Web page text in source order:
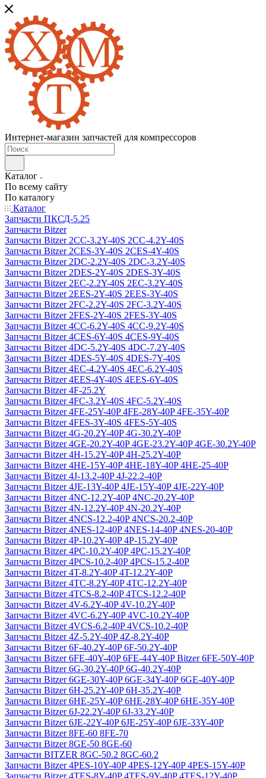
Интернет-магазин запчастей для компрессоров
Каталог
По всему сайту
По каталогу
Каталог
Запчасти ПКСД-5.25
Запчасти Bitzer
Запчасти Bitzer 2CC-3.2Y-40S 2CC-4.2Y-40S
Запчасти Bitzer 2CES-3Y-40S 2CES-4Y-40S
Запчасти Bitzer 2DC-2.2Y-40S 2DC-3.2Y-40S
Запчасти Bitzer 2DES-2Y-40S 2DES-3Y-40S
Запчасти Bitzer 2EC-2.2Y-40S 2EC-3.2Y-40S
Запчасти Bitzer 2EES-2Y-40S 2EES-3Y-40S
Запчасти Bitzer 2FC-2.2Y-40S 2FC-3.2Y-40S
Запчасти Bitzer 2FES-2Y-40S 2FES-3Y-40S
Запчасти Bitzer 4CC-6.2Y-40S 4CC-9.2Y-40S
Запчасти Bitzer 4CES-6Y-40S 4CES-9Y-40S
Запчасти Bitzer 4DC-5.2Y-40S 4DC-7.2Y-40S
Запчасти Bitzer 4DES-5Y-40S 4DES-7Y-40S
Запчасти Bitzer 4EC-4.2Y-40S 4EC-6.2Y-40S
Запчасти Bitzer 4EES-4Y-40S 4EES-6Y-40S
Запчасти Bitzer 4F-25.2Y
Запчасти Bitzer 4FC-3.2Y-40S 4FC-5.2Y-40S
Запчасти Bitzer 4FE-25Y-40P 4FE-28Y-40P 4FE-35Y-40P
Запчасти Bitzer 4FES-3Y-40S 4FES-5Y-40S
Запчасти Bitzer 4G-20.2Y-40P 4G-30.2Y-40P
Запчасти Bitzer 4GE-20.2Y-40P 4GE-23.2Y-40P 4GE-30.2Y-40P
Запчасти Bitzer 4H-15.2Y-40P 4H-25.2Y-40P
Запчасти Bitzer 4HE-15Y-40P 4HE-18Y-40P 4HE-25-40P
Запчасти Bitzer 4J‐13.2-40P 4J‐22.2-40P
Запчасти Bitzer 4JE-13Y-40P 4JE-15Y-40P 4JE-22Y-40P
Запчасти Bitzer 4NC-12.2Y-40P 4NC-20.2Y-40P
Запчасти Bitzer 4N-12.2Y-40P 4N-20.2Y-40P
Запчасти Bitzer 4NCS-12.2-40P 4NCS-20.2-40P
Запчасти Bitzer 4NES-12-40P 4NES-14-40P 4NES-20-40P
Запчасти Bitzer 4P-10.2Y-40P 4P-15.2Y-40P
Запчасти Bitzer 4PC-10.2Y-40P 4PC-15.2Y-40P
Запчасти Bitzer 4PCS-10.2-40P 4PCS-15.2-40P
Запчасти Bitzer 4T-8.2Y-40P 4T-12.2Y-40P
Запчасти Bitzer 4TC-8.2Y-40P 4TC-12.2Y-40P
Запчасти Bitzer 4TCS-8.2-40P 4TCS-12.2-40P
Запчасти Bitzer 4V-6.2Y-40P 4V-10.2Y-40P
Запчасти Bitzer 4VC-6.2Y-40P 4VC-10.2Y-40P
Запчасти Bitzer 4VCS-6.2-40P 4VCS-10.2-40P
Запчасти Bitzer 4Z-5.2Y-40P 4Z-8.2Y-40P
Запчасти Bitzer 6F-40.2Y-40P 6F-50.2Y-40P
Запчасти Bitzer 6FE-40Y-40P 6FE-44Y-40P Bitzer 6FE-50Y-40P
Запчасти Bitzer 6G-30.2Y-40P 6G-40.2Y-40P
Запчасти Bitzer 6GE-30Y-40P 6GE-34Y-40P 6GE-40Y-40P
Запчасти Bitzer 6H-25.2Y-40P 6H-35.2Y-40P
Запчасти Bitzer 6HE-25Y-40P 6HE-28Y-40P 6HE-35Y-40P
Запчасти Bitzer 6J-22.2Y-40P 6J-33.2Y-40P
Запчасти Bitzer 6JE-22Y-40P 6JE-25Y-40P 6JE-33Y-40P
Запчасти Bitzer 8FE-60 8FE-70
Запчасти Bitzer 8GE-50 8GE-60
Запчасти BITZER 8GC-50.2 8GC-60.2
Запчасти Bitzer 4PES-10Y-40P 4PES-12Y-40P 4PES-15Y-40P
Запчасти Bitzer 4TES-8Y-40P 4TES-9Y-40P 4TES-12Y-40P